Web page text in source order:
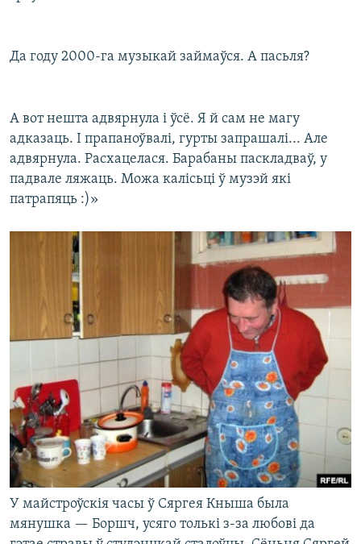
Да году 2000-га музыкай займаўся. А пасьля?
А вот нешта адвярнула і ўсё. Я й сам не магу
адказаць. І прапаноўвалі, гурты запрашалі... Але
адвярнула. Расхацелася. Барабаны паскладваў, у
падвале ляжаць. Можа калісьці ў музэй які
патрапяць :)»
У майстроўскія часы ў Сяргея Кныша была
мянушка — Боршч, усяго толькі з-за любові да